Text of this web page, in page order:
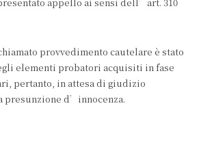
provvedimento cautelare è stato
elementi probatori acquisiti in fase
pertanto, in attesa di giudizio
d’innocenza.